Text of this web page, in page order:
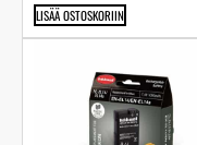
LISÄÄ OSTOSKORIIN